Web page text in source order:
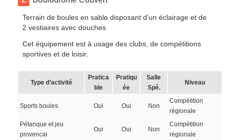
Terrain de boules en sable disposant d’un éclairage et de
2 vestiaires avec douches
Cet équipement est à usage des clubs, de compétitions
sportives et de loisir.
Type d’activité
Pratica
ble
Pratiqu
ée
Salle
Spé.
Niveau
Sports boules Oui Oui Non
Compétition
régionale
Pétanque et jeu
provencal
Oui Oui Non
Compétition
régionale